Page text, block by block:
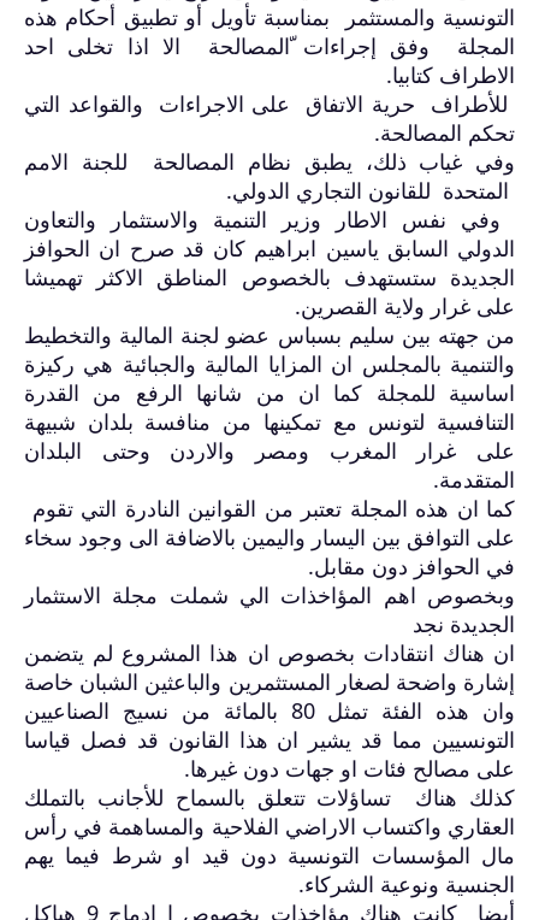
التونسية والمستثمر بمناسبة تأويل أو تطبيق أحكام هذه
المجلة وفق إجراءات ّالمصالحة الا اذا تخلى احد
الاطراف كتابيا.
للأطراف حرية الاتفاق على الاجراءات والقواعد التي
تحكم المصالحة.
وفي غياب ذلك، يطبق نظام المصالحة للجنة الامم
المتحدة للقانون التجاري الدولي.
وفي نفس الاطار وزير التنمية والاستثمار والتعاون
الدولي السابق ياسين ابراهيم كان قد صرح ان الحوافز
الجديدة ستستهدف بالخصوص المناطق الاكثر تهميشا
على غرار ولاية القصرين.
من جهته بين سليم بسباس عضو لجنة المالية والتخطيط
والتنمية بالمجلس ان المزايا المالية والجبائية هي ركيزة
اساسية للمجلة كما ان من شانها الرفع من القدرة
التنافسية لتونس مع تمكينها من منافسة بلدان شبيهة
على غرار المغرب ومصر والاردن وحتى البلدان
المتقدمة.
كما ان هذه المجلة تعتبر من القوانين النادرة التي تقوم
على التوافق بين اليسار واليمين بالاضافة الى وجود سخاء
في الحوافز دون مقابل.
وبخصوص اهم المؤاخذات الي شملت مجلة الاستثمار
الجديدة نجد
ان هناك انتقادات بخصوص ان هذا المشروع لم يتضمن
إشارة واضحة لصغار المستثمرين والباعثين الشبان خاصة
وان هذه الفئة تمثل 80 بالمائة من نسيج الصناعيين
التونسيين مما قد يشير ان هذا القانون قد فصل قياسا
على مصالح فئات او جهات دون غيرها.
كذلك هناك تساؤلات تتعلق بالسماح للأجانب بالتملك
العقاري واكتساب الاراضي الفلاحية والمساهمة في رأس
مال المؤسسات التونسية دون قيد او شرط فيما يهم
الجنسية ونوعية الشركاء.
أيضا كانت هناك مؤاخذات بخصوص ا إدماج 9 هياكل